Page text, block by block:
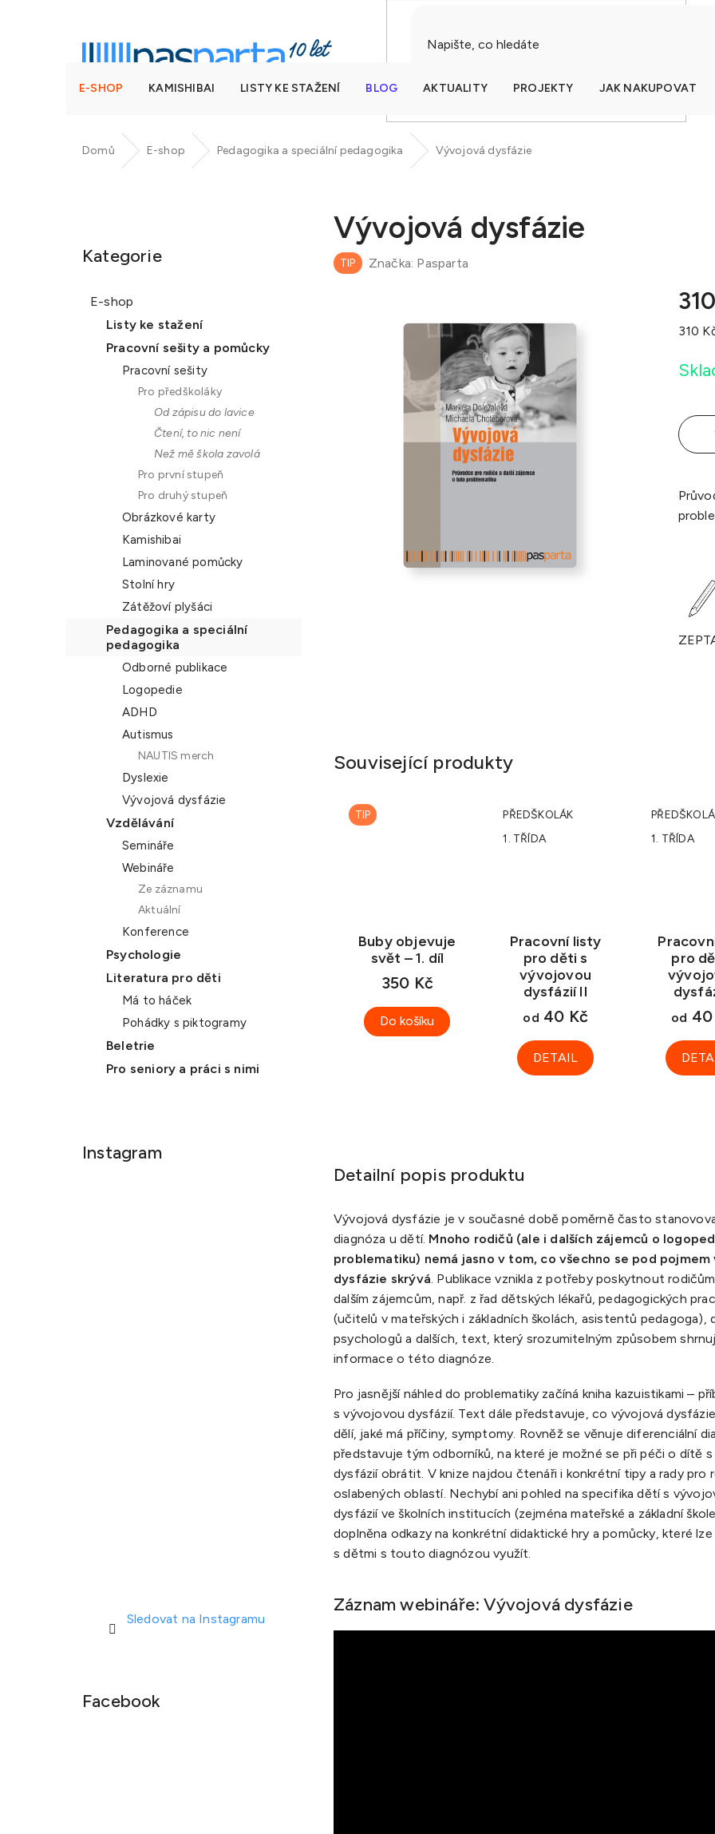
E-SHOP KAMISHIBAI LISTY KE STAŽENÍ BLOG AKTUALITY PROJEKTY JAK NAKUPOVAT
Domů E-shop Pedagogika a speciální pedagogika Vývojová dysfázie
Kategorie
E-shop
Listy ke stažení
Pracovní sešity a pomůcky
Pracovní sešity
Pro předškoláky
Od zápisu do lavice
Čtení, to nic není
Než mě škola zavolá
Pro první stupeň
Pro druhý stupeň
Obrázkové karty
Kamishibai
Laminované pomůcky
Stolní hry
Zátěžoví plyšáci
Pedagogika a speciální
pedagogika
Odborné publikace
Logopedie
ADHD
Autismus
NAUTIS merch
Dyslexie
Vývojová dysfázie
Vzdělávání
Semináře
Webináře
Ze záznamu
Aktuální
Konference
Psychologie
Literatura pro děti
Má to háček
Pohádky s piktogramy
Beletrie
Pro seniory a práci s nimi
Instagram
Sledovat na Instagramu
Facebook
Vývojová dysfázie
TIP Značka: Pasparta
Měrná
310
Související produkty
TIP
Buby objevuje
svět – 1. díl
350 Kč
Do košíku
PŘEDŠKOLÁK
1. TŘÍDA
Pracovní listy
pro děti s
vývojovou
dysfázií II
od 40 Kč
DETAIL
1. TŘÍDA
pro
od 40
Detailní popis produktu
Vývojová dysfázie je v současné době poměrně často
diagnóza u dětí. Mnoho rodičů (ale i dalších zájemců o
problematiku) nemá jasno v tom, co všechno se pod pojmem
dysfázie skrývá . Publikace vznikla z potřeby poskytnout
dalším zájemcům, např. z řad dětských lékařů, pedagogických
(učitelů v mateřských i základních školách, asistentů pedagoga),
psychologů a dalších, text, který srozumitelným způsobem
informace o této diagnóze.
Pro jasnější náhled do problematiky začíná kniha kazuistikami –
s vývojovou dysfázií. Text dále představuje, co vývojová
dělí, jaké má příčiny, symptomy. Rovněž se věnuje diferenciální
představuje tým odborníků, na které je možné se při péči o dítě
dysfázií obrátit. V knize najdou čtenáři i konkrétní tipy a rady pro
oslabených oblastí. Nechybí ani pohled na specifika dětí s
dysfázií ve školních institucích (zejména mateřské a základní
doplněna odkazy na konkrétní didaktické hry a pomůcky, které lze
s dětmi s touto diagnózou využít.
Záznam webináře: Vývojová dysfázie